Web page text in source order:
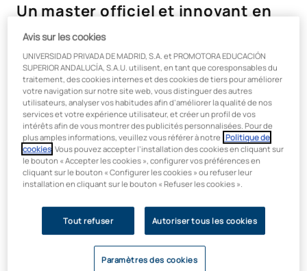
Un master officiel et innovant en
psychopédagogie pour faire
passer ta vocation au niveau
supérieur
Grâce aumaster universitaire en psychopédagogie à
distance, vous approfondirez vos connaissances dans le
domaine de l'enseignement en favorisant l'apprentissage
personnalisé de chaque élève, en abordant ses difficultés
sous différents angles, tels que la psychologie ou la
neuroéducation.
À l'UAX, vous serez accompagné à tout moment par des
tuteurs et des conseillers professionnels, et vous pourrez
effectuer vosstages dans plus de 700 établissements
scolaires publics, privés et sous contrat, ainsi que dans des
cabinets spécialisés.
Avis sur les cookies
UNIVERSIDAD PRIVADA DE MADRID, S.A. et PROMOTORA EDUCACIÓN
SUPERIOR ANDALUCÍA, S.A.U. utilisent, en tant que coresponsables du
traitement, des cookies internes et des cookies de tiers pour améliorer
votre navigation sur notre site web, vous distinguer des autres
utilisateurs, analyser vos habitudes afin d’améliorer la qualité de nos
services et votre expérience utilisateur, et créer un profil de vos
intérêts afin de vous montrer des publicités personnalisées. Pour de
plus amples informations, veuillez vous référer à notre Politique de
cookies . Vous pouvez accepter l’installation des cookies en cliquant sur
le bouton « Accepter les cookies », configurer vos préférences en
cliquant sur le bouton « Configurer les cookies » ou refuser leur
installation en cliquant sur le bouton « Refuser les cookies ».
Tout refuser Autoriser tous les cookies
Paramètres des cookies